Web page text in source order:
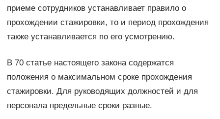
приеме сотрудников устанавливает правило о
прохождении стажировки, то и период прохождения
также устанавливается по его усмотрению.
В 70 статье настоящего закона содержатся
положения о максимальном сроке прохождения
стажировки. Для руководящих должностей и для
персонала предельные сроки разные.